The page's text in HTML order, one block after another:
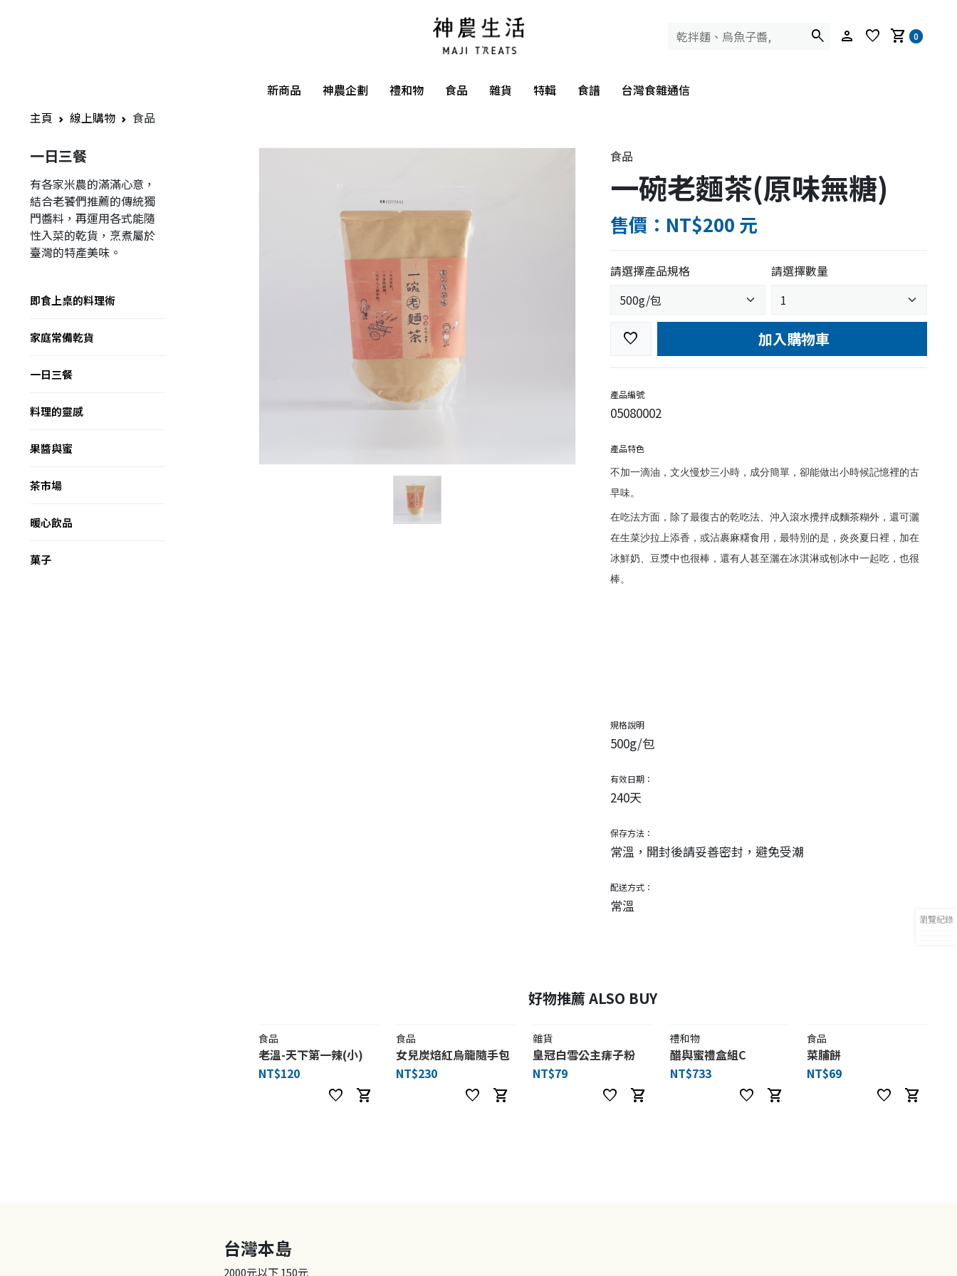
search person favorite shopping_cart 0
新商品 神農企劃 禮和物 食品 雜貨 特輯 食譜
台灣食雜通信
主頁
線上購物 食品
一日三餐
有各家米農的滿滿心意，
結合老饕們推薦的傳統獨
門醬料，再運用各式能隨
性入菜的乾貨，烹煮屬於
臺灣的特產美味。
即食上桌的料理術
家庭常備乾貨
一日三餐
料理的靈感
果醬與蜜
茶市場
暖心飲品
菓子
食品
一碗老麵茶(原味無糖)
售價：NT$200 元
請選擇產品規格 請選擇數量
favorite 加入購物車
產品編號
05080002
產品特色
不加一滴油，文火慢炒三小時，成分簡單， 卻能做出小時候記憶裡的古
早味。
在吃法方面，除了最復古的乾吃法、沖入滾水攪拌成麵茶糊外，還可灑
在生菜沙拉上添香，或沾裹麻糬食用，最特別的是，炎炎夏日裡，加在
冰鮮奶、豆漿中也很棒，還有人甚至灑在冰淇淋或刨冰中一起吃，也很
棒。
規格說明
500g/包
有效日期：
240天
保存方法：
常溫，開封後請妥善密封，避免受潮
配送方式：
常溫
瀏覽紀錄
好物推薦 ALSO BUY
食品
老溫-天下第一辣(小)
NT$120
favorite shopping_cart
食品
女兒炭焙紅烏龍隨手包
NT$230
favorite shopping_cart
雜貨
皇冠白雪公主痱子粉
NT$79
favorite shopping_cart
禮和物
醋與蜜禮盒組C
NT$733
favorite shopping_cart
食品
菜脯餅
NT$69
favorite shopping_cart
台灣本島
2000元以下150元